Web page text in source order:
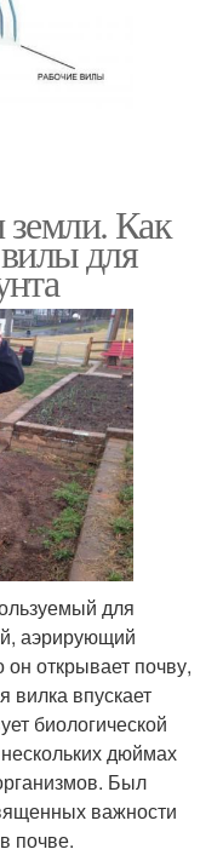
Как
для
для
аэрирующий
он открывает почву,
вилка впускает
биологической
дюймах
Был
важности
почве.